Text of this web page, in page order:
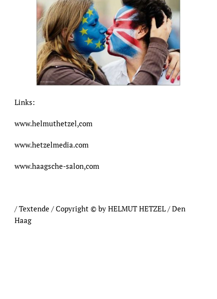
Links:
www.helmuthetzel,com
www.hetzelmedia.com
www.haagsche-salon,com
/ Textende / Copyright © by HELMUT HETZEL / Den
Haag